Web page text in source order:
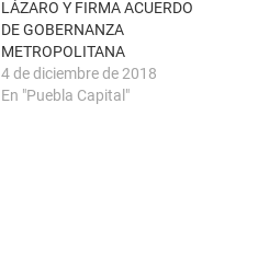
LÁZARO Y FIRMA ACUERDO
DE GOBERNANZA
METROPOLITANA
4 de diciembre de 2018
En "Puebla Capital"